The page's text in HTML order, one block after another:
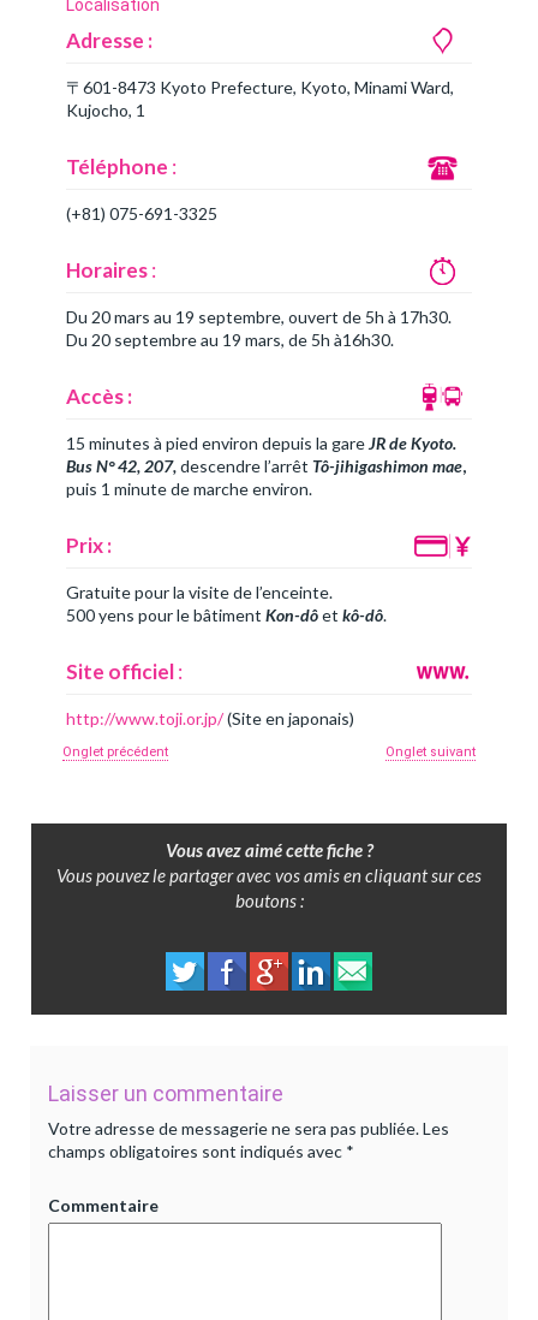
Localisation
Adresse :
〒601-8473 Kyoto Prefecture, Kyoto, Minami Ward,
Kujocho, 1
Téléphone :
(+81) 075-691-3325
Horaires:
Du 20 mars au 19 septembre, ouvert de 5h à 17h30.
Du 20 septembre au 19 mars, de 5h à16h30.
Accès :
15 minutes à pied environ depuis la gareJR de Kyoto.
Bus N° 42, 207,descendre l’arrêt Tô-jihigashimon mae,
puis 1 minute de marche environ.
Prix :
Gratuite pour la visite de l’enceinte.
500 yens pour le bâtiment Kon-dôet kô-dô.
Site officiel:
http://www.toji.or.jp/(Site en japonais)
Onglet précédent Onglet suivant
Vous avez aimé cette fiche ?
Vous pouvez le partager avec vos amis en cliquant sur ces
boutons :
Laisser un commentaire
Votre adresse de messagerie ne sera pas publiée.Les
champs obligatoires sont indiqués avec *
Commentaire